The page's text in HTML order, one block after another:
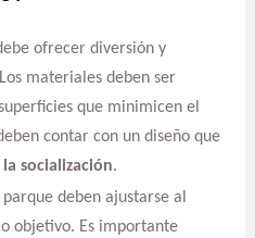
ofrecer diversión y
materiales deben ser
que minimicen el
contar con un diseño que
socialización.
deben ajustarse al
objetivo. Es importante